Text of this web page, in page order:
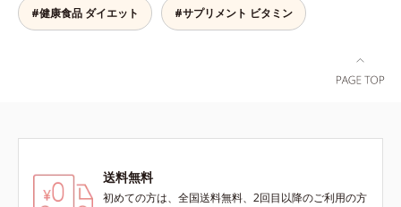
#健康食品 ダイエット #サプリメント ビタミン
送料無料
初めての方は、全国送料無料、2回目以降のご利用の方